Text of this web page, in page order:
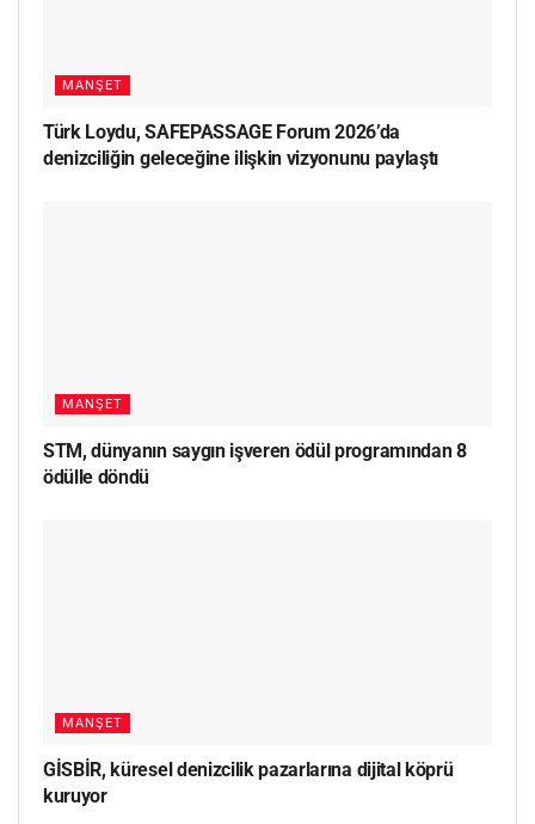
MANŞET
Türk Loydu, SAFEPASSAGE Forum 2026’da
denizciliğin geleceğine ilişkin vizyonunu paylaştı
MANŞET
STM, dünyanın saygın işveren ödül programından 8
ödülle döndü
MANŞET
GİSBİR, küresel denizcilik pazarlarına dijital köprü
kuruyor